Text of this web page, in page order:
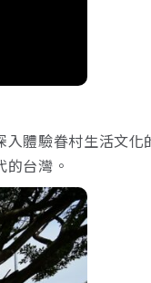
體驗眷村生活文化
台灣。